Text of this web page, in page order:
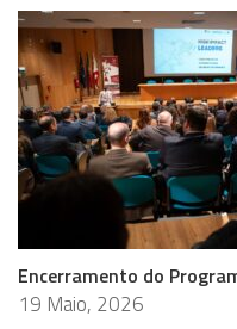
Encerramento do
19 Maio, 2026